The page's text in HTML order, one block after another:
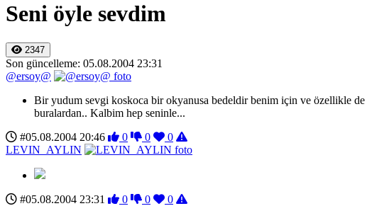
Seni öyle sevdim
2347
Son güncelleme: 05.08.2004 23:31
@ersoy@
Bir yudum sevgi koskoca bir okyanusa bedeldir benim için ve özellikle
buralardan.. Kalbim hep seninle...
#05.08.2004 20:46
0 0
0
LEVIN_AYLIN
#05.08.2004 23:31 0 0
0